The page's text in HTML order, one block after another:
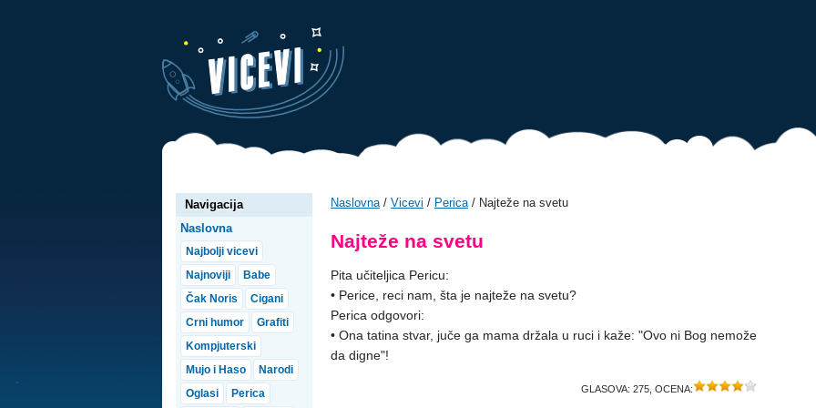
Naslovna/ Vicevi / Perica/ Najteže na svetu
Najteže na svetu
Pita učiteljica Pericu:
• Perice, reci nam, šta je najteže na svetu?
Perica odgovori:
• Ona tatina stvar, juče ga mama držala u ruci i kaže: "Ovo ni Bog nemože
da digne"!
GLASOVA: 275 , OCENA:
Navigacija
Naslovna
Najbolji vicevi
Najnoviji
Babe
Čak Noris
Cigani
Crni humor
Grafiti
Kompjuterski
Mujo i Haso
Narodi
Oglasi
Perica